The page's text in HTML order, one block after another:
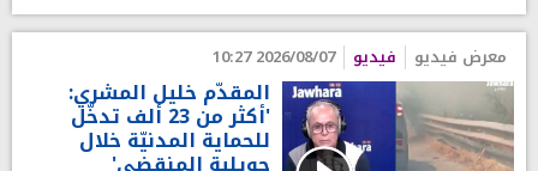
معرض فيديو فيديو 2026/08/07 10:27
المقدّم خليل المشري:
'أكثر من 23 ألف تدخّل
للحماية المدنيّة خلال